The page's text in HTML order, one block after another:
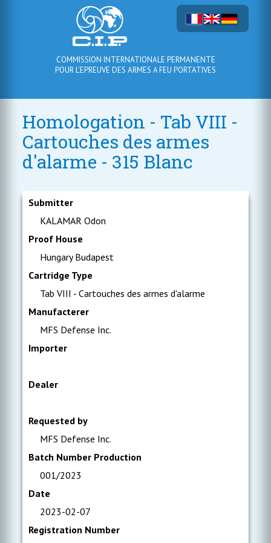
COMMISSION INTERNATIONALE PERMANENTE
POUR L'EPREUVE DES ARMES A FEU PORTATIVES
Homologation - Tab VIII -
Cartouches des armes
d'alarme - 315 Blanc
Submitter
KALAMAR Odon
Proof House
Hungary Budapest
Cartridge Type
Tab VIII - Cartouches des armes d'alarme
Manufacterer
MFS Defense Inc.
Importer
Dealer
Requested by
MFS Defense Inc.
Batch Number Production
001/2023
Date
2023-02-07
Registration Number